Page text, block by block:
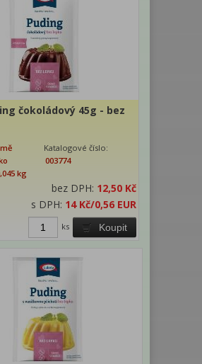
čokoládový 45g - bez
Katalogové číslo:
003774
kg
bez DPH: 12,50 Kč
s DPH: 14 Kč/0,56 EUR
Koupit
ks